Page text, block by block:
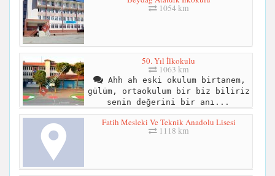
1054 km
50. Yıl İlkokulu
1063 km
Ahh ah eski okulum birtanem,
gülüm, ortaokulum bir biz biliriz
senin değerini bir anı...
Fatih Mesleki Ve Teknik Anadolu Lisesi
1118 km